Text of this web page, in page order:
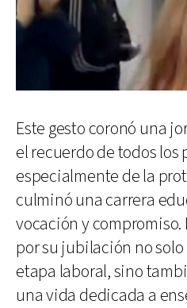
Este gesto coronó una
el recuerdo de todos los
especialmente de la
culminó una carrera
vocación y
por su jubilación no
etapa laboral, sino
una vida dedicada a